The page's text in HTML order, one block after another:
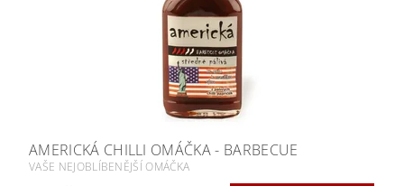
AMERICKÁ CHILLI OMÁČKA - BARBECUE
VAŠE NEJOBLÍBENĚJŠÍ OMÁČKA